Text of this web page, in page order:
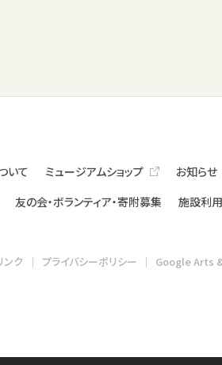
いて ミュージアムショップ お知らせ
友の会・ボランティア・寄附募集 施設利
ンク プライバシーポリシー Google Arts